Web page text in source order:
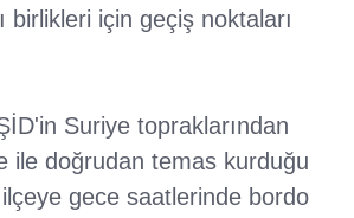
birlikleri için geçiş noktaları
Suriye topraklarından
ile doğrudan temas kurduğu
gece saatlerinde bordo